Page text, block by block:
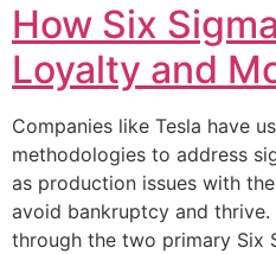
How Six
Loyalty and
Companies like Tesla have
methodologies to address
as production issues with
avoid bankruptcy and
through the two primary Six